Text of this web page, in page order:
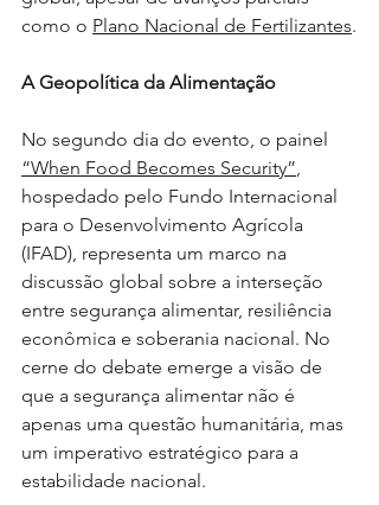
como o Plano Nacional de Fertilizantes.
A Geopolítica da Alimentação
No segundo dia do evento, o painel
“When Food Becomes Security”,
hospedado pelo Fundo Internacional
para o Desenvolvimento Agrícola
(IFAD), representa um marco na
discussão global sobre a interseção
entre segurança alimentar, resiliência
econômica e soberania nacional. No
cerne do debate emerge a visão de
que a segurança alimentar não é
apenas uma questão humanitária, mas
um imperativo estratégico para a
estabilidade nacional.